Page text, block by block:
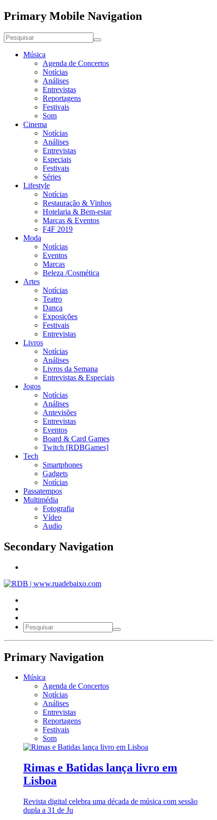
Primary Mobile Navigation
Música
Agenda de Concertos
Notícias
Análises
Entrevistas
Reportagens
Festivais
Som
Cinema
Notícias
Análises
Entrevistas
Especiais
Festivais
Séries
Lifestyle
Notícias
Restauração & Vinhos
Hotelaria & Bem-estar
Marcas & Eventos
F4F 2019
Moda
Notícias
Eventos
Marcas
Beleza /Cosmética
Artes
Notícias
Teatro
Dança
Exposições
Festivais
Entrevistas
Livros
Notícias
Análises
Livros da Semana
Entrevistas & Especiais
Jogos
Notícias
Análises
Antevisões
Entrevistas
Eventos
Board & Card Games
Twitch [RDBGames]
Tech
Smartphones
Gadgets
Notícias
Passatempos
Multimédia
Fotografia
Vídeo
Audio
Secondary Navigation
Primary Navigation
Música
Agenda de Concertos
Notícias
Análises
Entrevistas
Reportagens
Festivais
Som
Rimas e Batidas lança livro em
Lisboa
Revista digital celebra uma década de música com sessão
dupla a 31 de Ju